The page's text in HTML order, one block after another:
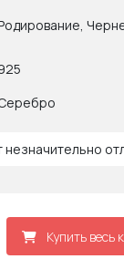
незначительно
Купить весь